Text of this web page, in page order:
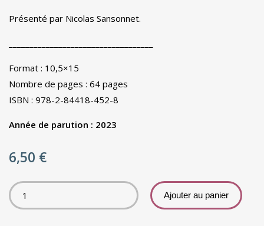
Présenté par Nicolas Sansonnet.
Format : 10,5×15
Nombre de pages : 64 pages
ISBN : 978-2-84418-452-8
Année de parution : 2023
6,50 €
Ajouter au panier